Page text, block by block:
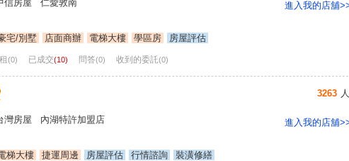
進入我的店舖
信房屋 仁愛敦南
宅/別墅 店面商辦 電梯大樓 學區房 房屋評估
(0) 已成交(10) 問答(0) 收到的委託(0)
進入我的店舖
3263 人
灣房屋 內湖特許加盟店
梯大樓 捷運周邊 房屋評估 行情諮詢 裝潢修繕